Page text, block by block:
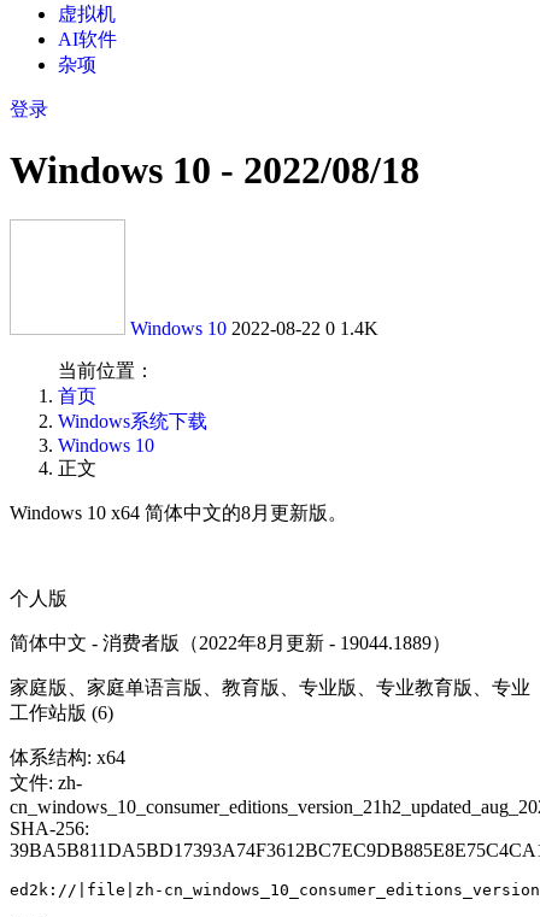
虚拟机
AI软件
杂项
登录
Windows 10 - 2022/08/18
Windows 10 2022-08-22 0 1.4K
当前位置：
首页
Windows系统下载
Windows 10
正文
Windows 10 x64 简体中文的8月更新版。
个人版
简体中文 - 消费者版（2022年8月更新 - 19044.1889）
家庭版、家庭单语言版、教育版、专业版、专业教育版、专业
工作站版 (6)
体系结构: x64
文件: zh-
SHA-256: